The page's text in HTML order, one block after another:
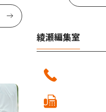
綾瀬編集室